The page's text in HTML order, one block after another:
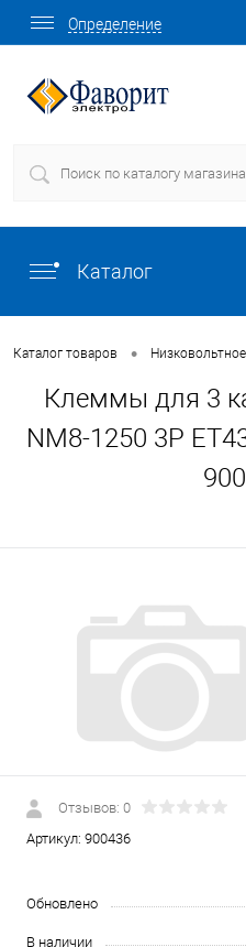
Определение
Каталог
Каталог товаров •
Клеммы для 3
NM8-1250 3P
Отзывов: 0
Артикул: 900436
Обновлено
В наличии